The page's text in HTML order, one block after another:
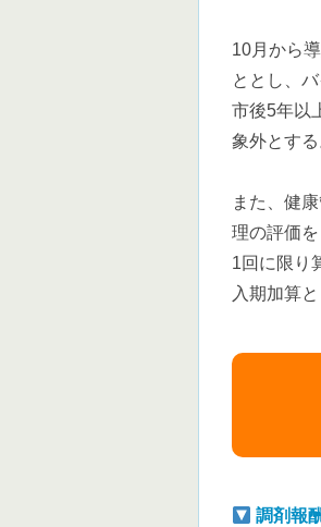
10月から
ととし、
市後5年以
象外とする
また、健
理の評価
1回に限り
入期加算
調剤報